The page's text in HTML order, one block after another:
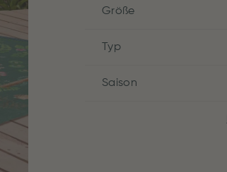
Größe
Typ
Saison